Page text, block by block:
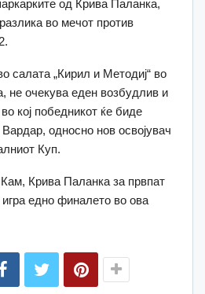
од Крива Паланка,
во мечот против
салата „Кирил и Методиј“ во
не очекува еден возбудлив и
кој победникот ќе биде
односно нов освојувач
Куп.
Крива Паланка за првпат
игра едно финалето во ова